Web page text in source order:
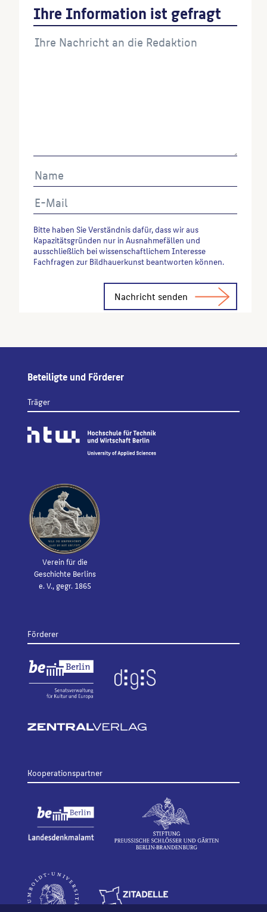
Ihre Information ist gefragt
Bitte haben Sie Verständnis dafür, dass wir aus
Kapazitätsgründen nur in Ausnahmefällen und
ausschließlich bei wissenschaftlichem Interesse
Fachfragen zur Bildhauerkunst beantworten können.
Beteiligte und Förderer
Träger
Verein für die
Geschichte Berlins
e. V., gegr. 1865
Förderer
Kooperationspartner